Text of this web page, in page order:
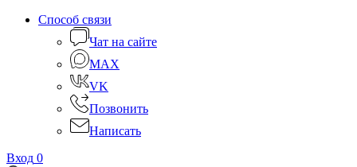
Способ связи
Чат на сайте
MAX
VK
Позвонить
Написать
Вход 0